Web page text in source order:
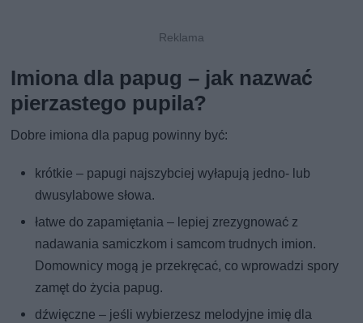
Imiona dla papug – jak nazwać
pierzastego pupila?
Dobre imiona dla papug powinny być:
krótkie – papugi najszybciej wyłapują jedno- lub
dwusylabowe słowa.
łatwe do zapamiętania – lepiej zrezygnować z
nadawania samiczkom i samcom trudnych imion.
Domownicy mogą je przekręcać, co wprowadzi spory
zamęt do życia papug.
dźwięczne – jeśli wybierzesz melodyjne imię dla